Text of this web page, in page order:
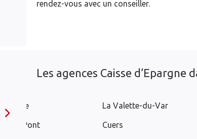
rendez-vous avec un conseiller.
Les agences Caisse d’Epargne
La Garde
Solliès-Pont
La Valette-du-Var
Cuers